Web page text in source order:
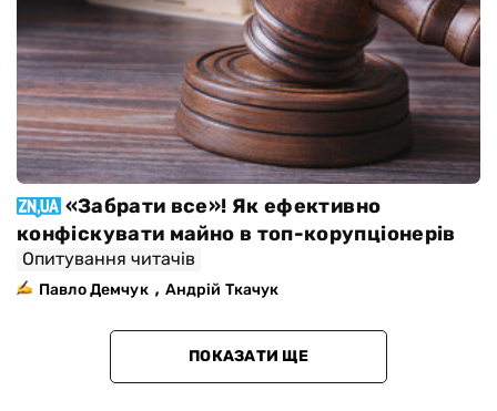
«Забрати все»! Як ефективно
конфіскувати майно в топ-корупціонерів
Опитування читачів
Павло Демчук , Андрій Ткачук
ПОКАЗАТИ ЩЕ